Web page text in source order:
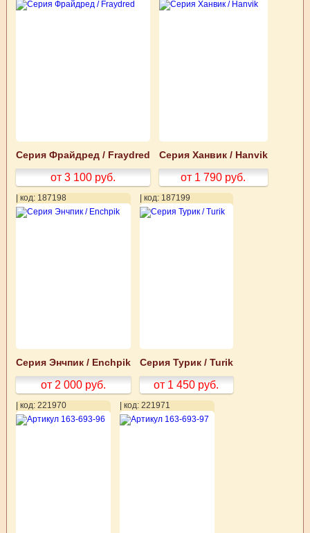
Серия Фрайдред / Fraydred
от 3 100 руб.
Серия Ханвик / Hanvik
от 1 790 руб.
| код: 187198
Серия Энчпик / Enchpik
от 2 000 руб.
| код: 187199
Серия Турик / Turik
от 1 450 руб.
| код: 221970 | код: 221971